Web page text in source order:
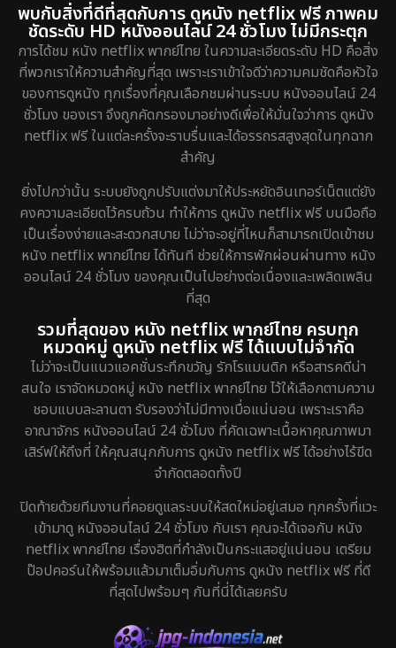
พบกับสิ่งที่ดีที่สุดกับการ ดูหนัง netflix ฟรี ภาพคม
ชัดระดับ HD หนังออนไลน์ 24 ชั่วโมง ไม่มีกระตุก
การได้ชม หนัง netflix พากย์ไทย ในความละเอียดระดับ HD คือสิ่ง
ที่พวกเราให้ความสำคัญที่สุด เพราะเราเข้าใจดีว่าความคมชัดคือหัวใจ
ของการดูหนัง ทุกเรื่องที่คุณเลือกชมผ่านระบบ หนังออนไลน์ 24
ชั่วโมง ของเรา จึงถูกคัดกรองมาอย่างดีเพื่อให้มั่นใจว่าการ ดูหนัง
netflix ฟรี ในแต่ละครั้งจะราบรื่นและได้อรรถรสสูงสุดในทุกฉาก
สำคัญ
ยิ่งไปกว่านั้น ระบบยังถูกปรับแต่งมาให้ประหยัดอินเทอร์เน็ตแต่ยัง
คงความละเอียดไว้ครบถ้วน ทำให้การ ดูหนัง netflix ฟรี บนมือถือ
เป็นเรื่องง่ายและสะดวกสบาย ไม่ว่าจะอยู่ที่ไหนก็สามารถเปิดเข้าชม
หนัง netflix พากย์ไทย ได้ทันที ช่วยให้การพักผ่อนผ่านทาง หนัง
ออนไลน์ 24 ชั่วโมง ของคุณเป็นไปอย่างต่อเนื่องและเพลิดเพลิน
ที่สุด
รวมที่สุดของ หนัง netflix พากย์ไทย ครบทุก
หมวดหมู่ ดูหนัง netflix ฟรี ได้แบบไม่จำกัด
ไม่ว่าจะเป็นแนวแอคชั่นระทึกขวัญ รักโรแมนติก หรือสารคดีน่า
สนใจ เราจัดหมวดหมู่ หนัง netflix พากย์ไทย ไว้ให้เลือกตามความ
ชอบแบบละลานตา รับรองว่าไม่มีทางเบื่อแน่นอน เพราะเราคือ
อาณาจักร หนังออนไลน์ 24 ชั่วโมง ที่คัดเฉพาะเนื้อหาคุณภาพมา
เสิร์ฟให้ถึงที่ ให้คุณสนุกกับการ ดูหนัง netflix ฟรี ได้อย่างไร้ขีด
จำกัดตลอดทั้งปี
ปิดท้ายด้วยทีมงานที่คอยดูแลระบบให้สดใหม่อยู่เสมอ ทุกครั้งที่แวะ
เข้ามาดู หนังออนไลน์ 24 ชั่วโมง กับเรา คุณจะได้เจอกับ หนัง
netflix พากย์ไทย เรื่องฮิตที่กำลังเป็นกระแสอยู่แน่นอน เตรียม
ป๊อปคอร์นให้พร้อมแล้วมาเต็มอิ่มกับการ ดูหนัง netflix ฟรี ที่ดี
ที่สุดไปพร้อมๆ กันที่นี่ได้เลยครับ